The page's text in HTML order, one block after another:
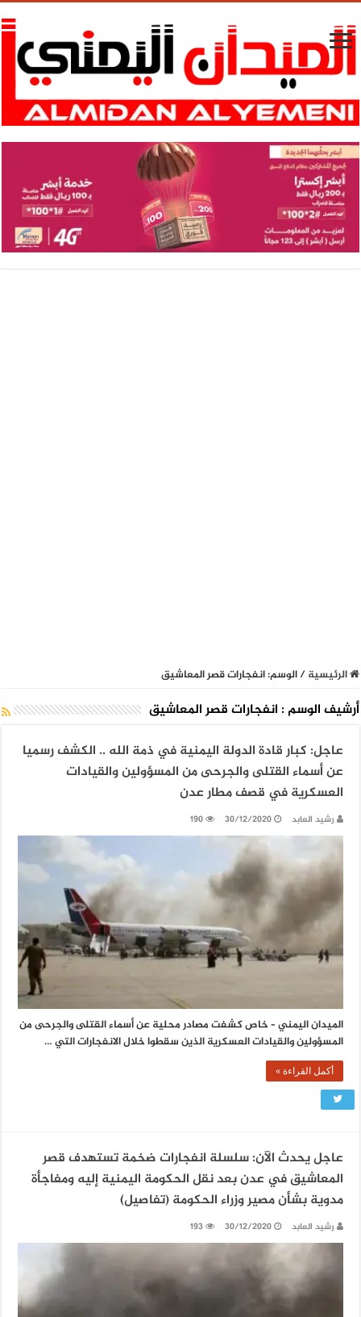
الرئيسية/الوسم:انفجارات قصر المعاشيق
أرشيف الوسم : انفجارات قصر المعاشيق
عاجل: كبار قادة الدولة اليمنية في ذمة الله .. الكشف رسميا
عن أسماء القتلى والجرحى من المسؤولين والقيادات
العسكرية في قصف مطار عدن
رشيد العابد 30/12/2020
190
الميدان اليمني – خاص كشفت مصادر محلية عن أسماء القتلى والجرحى من
المسؤولين والقيادات العسكرية الذين سقطوا خلال الانفجارات التي …
أكمل القراءة »
عاجل يحدث الآن: سلسلة انفجارات ضخمة تستهدف قصر
المعاشيق في عدن بعد نقل الحكومة اليمنية إليه ومفاجأة
مدوية بشأن مصير وزراء الحكومة (تفاصيل)
رشيد العابد 30/12/2020
193